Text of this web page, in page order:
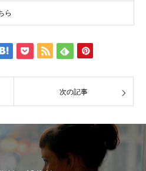
ら
次の記事